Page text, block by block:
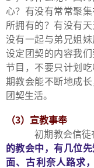
心？有没有常常聚
所拥有的？有没有
没有一起与弟兄姐
设定团契的内容我
节目，不要只计划
期教会能不断地成
团契生活。
（3）宣教事奉
初期教会信徒
的教会中，有几位
面、古利奈人路求